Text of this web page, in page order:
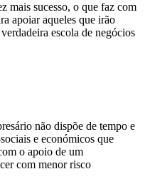
mais sucesso, o que faz com
apoiar aqueles que irão
escola de negócios
não dispõe de tempo e
e económicos que
o apoio de um
com menor risco